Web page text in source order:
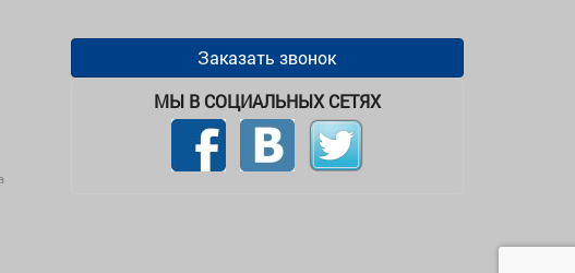
Заказать звонок
МЫ В СОЦИАЛЬНЫХ СЕТЯХ